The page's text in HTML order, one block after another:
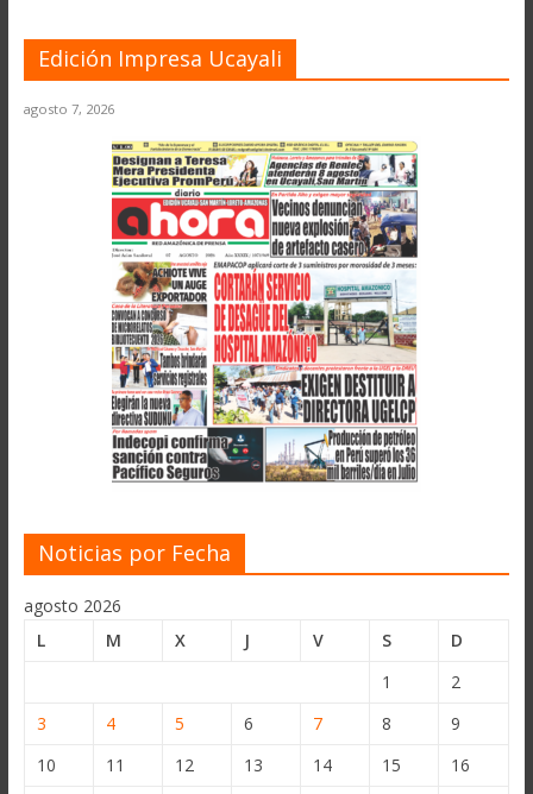
Edición Impresa Ucayali
agosto 7, 2026
Noticias por Fecha
agosto 2026
L
M X J V S
D
1
2
3
4 5 6 7 8
9
10
11 12 13 14 15
16